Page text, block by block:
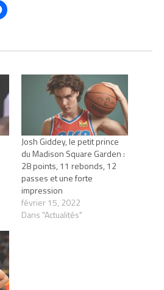
Josh Giddey, le petit prince
du Madison Square Garden :
28 points, 11 rebonds, 12
passes et une forte
impression
février 15, 2022
Dans "Actualités"